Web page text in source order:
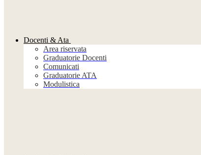
Docenti & Ata
Area riservata
Graduatorie Docenti
Comunicati
Graduatorie ATA
Modulistica